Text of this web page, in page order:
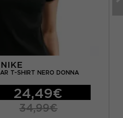
NIKE
T-SHIRT NERO DONNA
24,49€
34,99€